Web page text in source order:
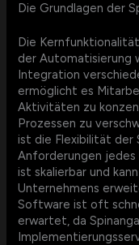
Die Grundlagen der
Die
der Automatisierung
Integration
ermöglicht es
Aktivitäten zu
Prozessen zu
ist die Flexibilität der
Anforderungen jedes
ist skalierbar und
Unternehmens
Software ist oft
erwartet, da